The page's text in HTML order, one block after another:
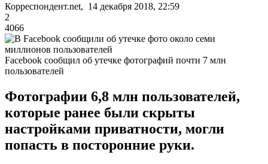
Корреспондент.net, 14 декабря 2018, 22:59
2
4066
Facebook сообщил об утечке фотографий почти 7 млн
пользователей
Фотографии 6,8 млн пользователей,
которые ранее были скрыты
настройками приватности, могли
попасть в посторонние руки.